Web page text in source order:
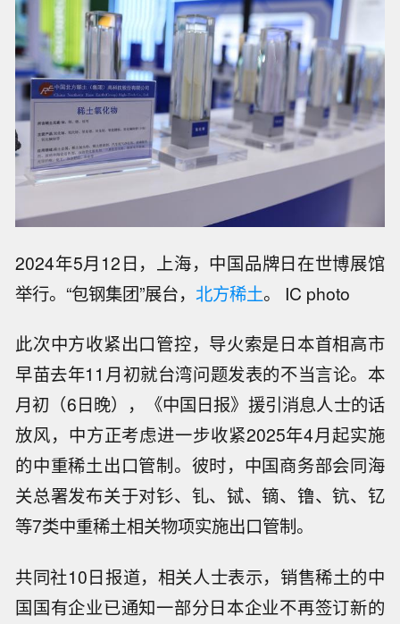
2024年5月12日，上海，中国品牌日在世博展馆
举行。“包钢集团”展台， 北方稀土。 IC photo
此次中方收紧出口管控，导火索是日本首相高市
早苗去年11月初就台湾问题发表的不当言论。本
月初（6日晚），《中国日报》援引消息人士的话
放风，中方正考虑进一步收紧2025年4月起实施
的中重稀土出口管制。彼时，中国商务部会同海
关总署发布关于对钐、钆、铽、镝、镥、钪、钇
等7类中重稀土相关物项实施出口管制。
共同社10日报道，相关人士表示，销售稀土的中
国国有企业已通知一部分日本企业不再签订新的